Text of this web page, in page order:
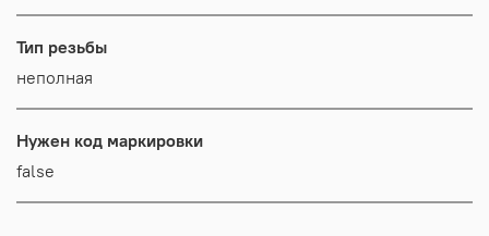
Тип резьбы
неполная
Нужен код маркировки
false